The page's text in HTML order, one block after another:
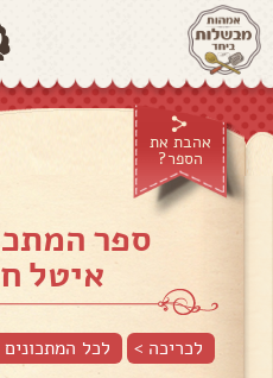
אהבת את
הספר?
ספר
איטל
לכריכה > לכל המתכונים